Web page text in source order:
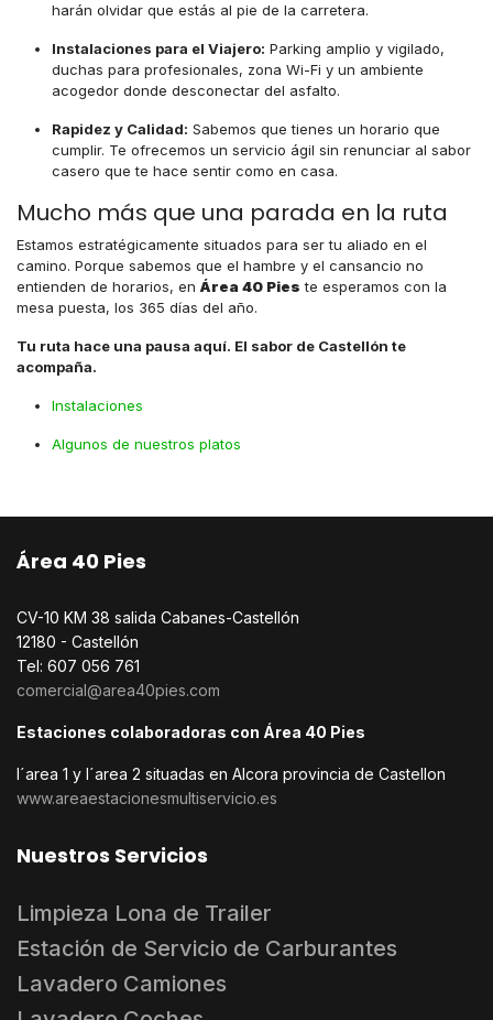
harán olvidar que estás al pie de la carretera.
Instalaciones para el Viajero: Parking amplio y vigilado,
duchas para profesionales, zona Wi-Fi y un ambiente
acogedor donde desconectar del asfalto.
Rapidez y Calidad: Sabemos que tienes un horario que
cumplir. Te ofrecemos un servicio ágil sin renunciar al sabor
casero que te hace sentir como en casa.
Mucho más que una parada en la ruta
Estamos estratégicamente situados para ser tu aliado en el
camino. Porque sabemos que el hambre y el cansancio no
entienden de horarios, en Área 40 Pies te esperamos con la
mesa puesta, los 365 días del año.
Tu ruta hace una pausa aquí. El sabor de Castellón te
acompaña.
Instalaciones
Algunos de nuestros platos
Área 40 Pies
CV-10 KM 38 salida Cabanes-Castellón
12180 - Castellón
Tel: 607 056 761
comercial@area40pies.com
Estaciones colaboradoras con Área 40 Pies
l´area 1 y l´area 2 situadas en Alcora provincia de Castellon
www.areaestacionesmultiservicio.es
Nuestros Servicios
Limpieza Lona de Trailer
Estación de Servicio de Carburantes
Lavadero Camiones